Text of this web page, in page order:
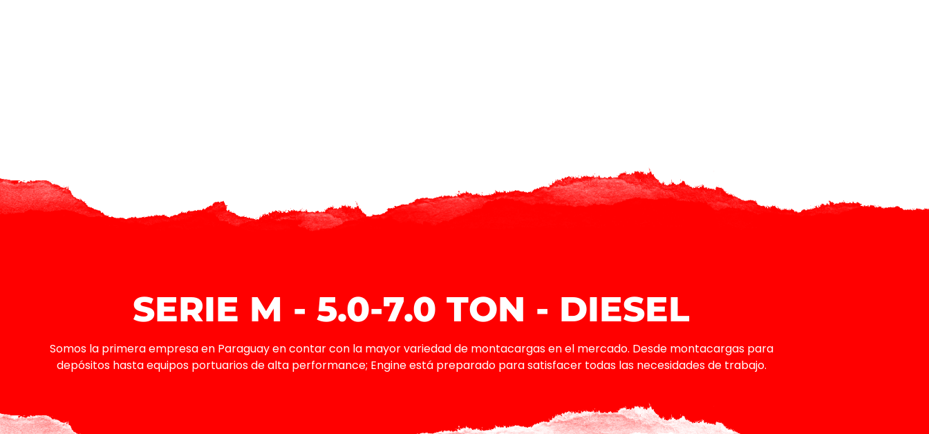
SERIE M - 5.0-7.0 TON - DIESEL
Somos la primera empresa en Paraguay en contar con la mayor variedad de montacargas en el mercado. Desde montacargas para
depósitos hasta equipos portuarios de alta performance; Engine está preparado para satisfacer todas las necesidades de trabajo.